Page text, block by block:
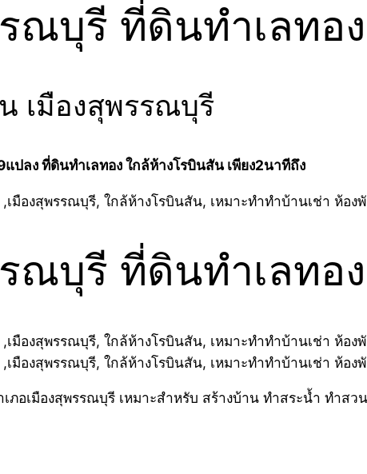
ณบุรี ที่ดินทำเลทอ
เมืองสุพรรณบุรี
ปลง ที่ดินทำเลทอง ใกล้ห้างโรบินสัน เพียง2นาทีถึง
ณบุรี ที่ดินทำเลทอ
อเมืองสุพรรณบุรี เหมาะสำหรับ สร้างบ้าน ทำสระน้ำ ทำส